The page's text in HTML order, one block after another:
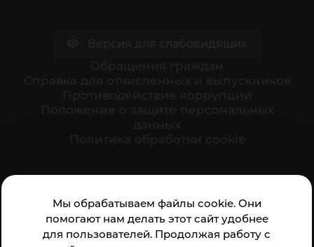
Мы обрабатываем файлы cookie. Они
помогают нам делать этот сайт удобнее
для пользователей. Продолжая работу с
организации: